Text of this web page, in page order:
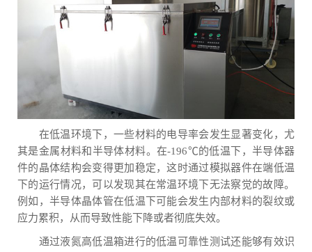
在低温环境下，一些材料的电导率会发生显著变化，尤
其是金属材料和半导体材料。在-196℃的低温下，半导体器
件的晶体结构会变得更加稳定，这时通过模拟器件在端低温
下的运行情况，可以发现其在常温环境下无法察觉的故障。
例如，半导体晶体管在低温下可能会发生内部材料的裂纹或
应力累积，从而导致性能下降或者彻底失效。
通过液氮高低温箱进行的低温可靠性测试还能够有效识